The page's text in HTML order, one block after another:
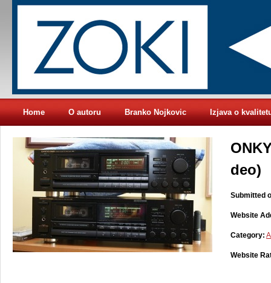
Home O autoru Branko Nojkovic Izjava o
deo)
Submitted
Website
Category:
Website